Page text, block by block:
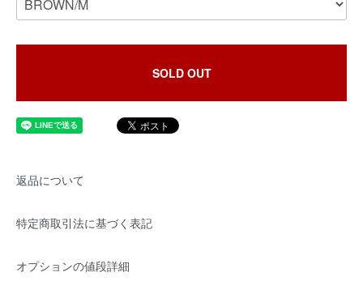
SOLD OUT
返品について
特定商取引法に基づく表記
オプションの値段詳細